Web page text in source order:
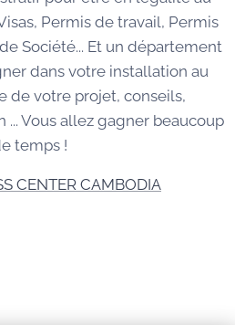
Permis de travail, Permis
Société... Et un département
dans votre installation au
de votre projet, conseils,
Vous allez gagner beaucoup
temps !
CENTER CAMBODIA